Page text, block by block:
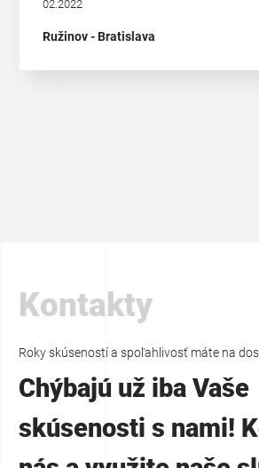
02.2022
Ružinov - Bratislava
Kontakty
Roky skúseností a spoľahlivosť máte na
Chýbajú už iba Vaše
skúsenosti s nami!